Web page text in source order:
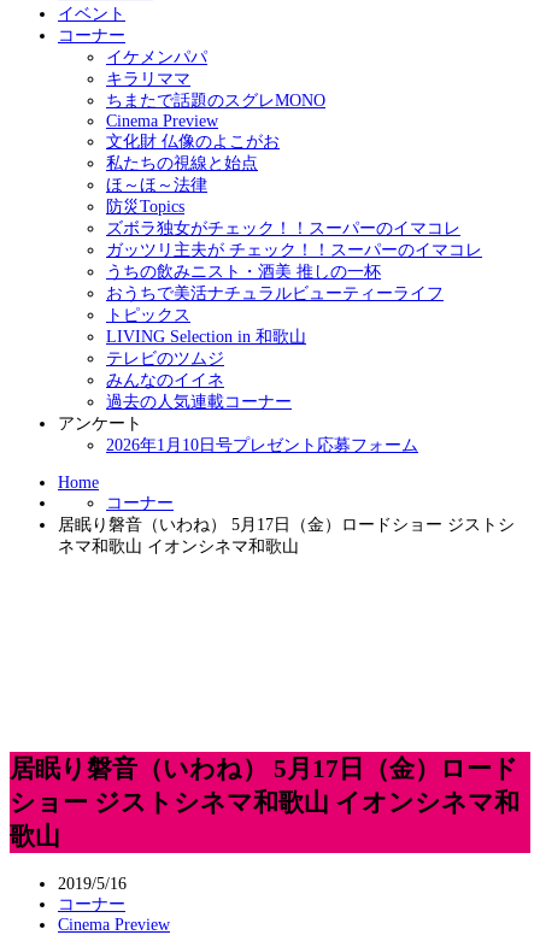
イベント
コーナー
イケメンパパ
キラリママ
ちまたで話題のスグレMONO
Cinema Preview
文化財 仏像のよこがお
私たちの視線と始点
ほ～ほ～法律
防災Topics
ズボラ独女がチェック！！スーパーのイマコレ
ガッツリ主夫が チェック！！スーパーのイマコレ
うちの飲みニスト・酒美 推しの一杯
おうちで美活ナチュラルビューティーライフ
トピックス
LIVING Selection in 和歌山
テレビのツムジ
みんなのイイネ
過去の人気連載コーナー
アンケート
2026年1月10日号プレゼント応募フォーム
Home
コーナー
居眠り磐音（いわね） 5月17日（金）ロードショー ジストシ
ネマ和歌山 イオンシネマ和歌山
居眠り磐音（いわね） 5月17日（金）ロード
ショー ジストシネマ和歌山 イオンシネマ和
歌山
2019/5/16
コーナー
Cinema Preview